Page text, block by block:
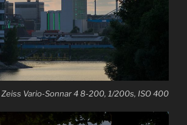
Vario-Sonnar 4 8-200, 1/200s, ISO 400